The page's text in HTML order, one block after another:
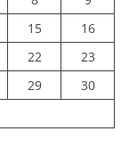
15
16
22
23
29
30